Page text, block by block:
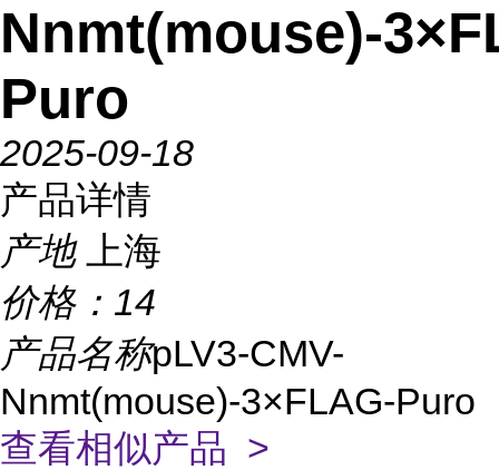
Nnmt(mouse)-
Puro
2025-09-18
产品详情
产地
上海
价格： 14
产品名称pLV3-CMV-
Nnmt(mouse)-3×FLAG-Puro
查看相似产品 >